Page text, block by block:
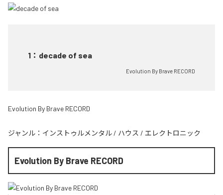
1 ： decade of sea
Evolution By Brave RECORD
Evolution By Brave RECORD
ジャンル： インストゥルメンタル / ハウス / エレクトロニック
Evolution By Brave RECORD